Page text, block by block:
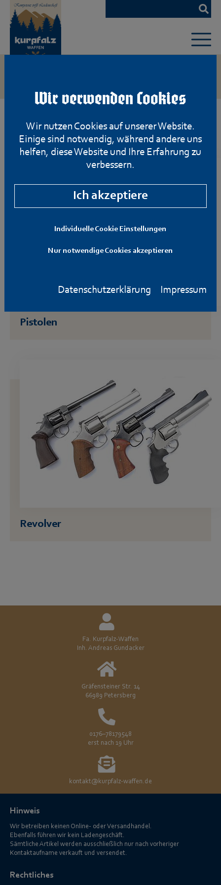
Wir verwenden Cookies
Wir nutzen Cookies auf unserer Website.
Einige sind notwendig, während andere uns
helfen, diese Website und Ihre Erfahrung zu
verbessern.
Ich akzeptiere
Individuelle Cookie Einstellungen
Nur notwendige Cookies akzeptieren
Datenschutzerklärung Impressum
Zum
Hauptinhalt
springen
Kurzwaffen
Pistolen
Revolver
Fa. Kurpfalz-Waffen
Inh. Andreas Gundacker
Gräfensteiner Str. 14
66989 Petersberg
0176–78179548
erst nach 19 Uhr
kontakt@kurpfalz-waffen.de
Hinweis
Wir betreiben keinen Online- oder Versandhandel.
Ebenfalls führen wir kein Ladengeschäft.
Sämtliche Artikel werden ausschließlich nur nach vorheriger
Kontaktaufname verkauft und versendet.
Rechtliches